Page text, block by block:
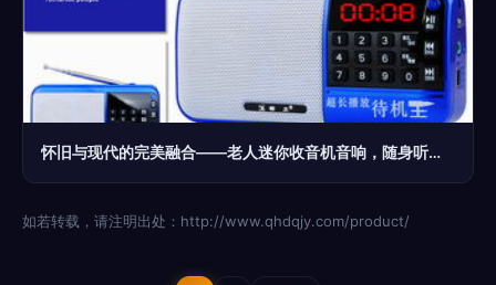
怀旧与现代的完美融合——老人迷你收音机音响，随身听的智慧选择
如若转载，请注明出处：http://www.qhdqjy.com/product/